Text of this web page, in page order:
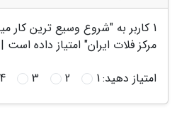
1 کاربر به "شروع وسیع ترین کار
مرکز فلات ایران" امتیاز داده است |
امتیاز دهید:1
2
3
4